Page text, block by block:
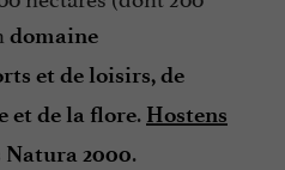
domaine
et de loisirs, de
et de la flore. Hostens
Natura 2000.